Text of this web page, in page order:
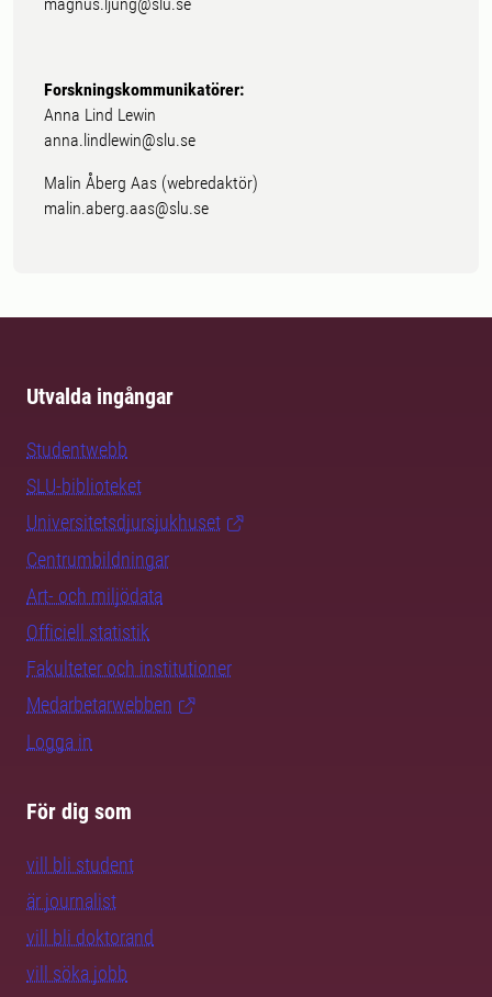
magnus.ljung@slu.se
Forskningskommunikatörer:
Anna Lind Lewin
anna.lindlewin@slu.se
Malin Åberg Aas (webredaktör)
malin.aberg.aas@slu.se
Utvalda ingångar
Studentwebb
SLU-biblioteket
Universitetsdjursjukhuset
Centrumbildningar
Art- och miljödata
Officiell statistik
Fakulteter och institutioner
Medarbetarwebben
Logga in
För dig som
vill bli student
är journalist
vill bli doktorand
vill söka jobb